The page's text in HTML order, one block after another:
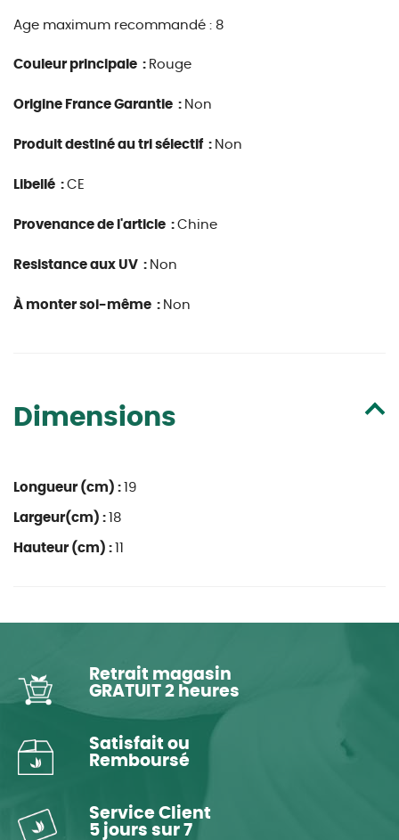
Age maximum recommandé : 8
Couleur principale : Rouge
Origine France Garantie : Non
Produit destiné au tri sélectif : Non
Libellé : CE
Provenance de l'article : Chine
Resistance aux UV : Non
À monter soi-même : Non
Dimensions
Longueur (cm) : 19
Largeur(cm) : 18
Hauteur (cm) :
Retrait magasin
GRATUIT 2 heures
Satisfait ou
Remboursé
Service Client
5 jours sur 7